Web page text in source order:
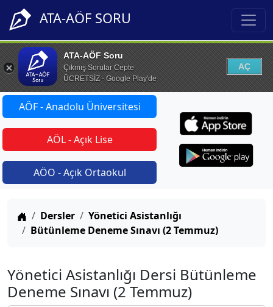
ATA-AÖF SORU
ATA-AÖF Soru
Çıkmış Sorular Cepte
ÜCRETSİZ - Google Play'de
AÇ
AÖF - Anadolu Üniversitesi
AÖL - Açık Lise
AÖO - Açık Ortaokul
Anasayfa
Dersler
Yönetici Asistanlığı
Bütünleme Deneme Sınavı (2 Temmuz)
Yönetici Asistanlığı Dersi Bütünleme
Deneme Sınavı (2 Temmuz)